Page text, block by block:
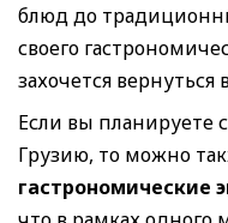
блюд до
своего
захочется вернуться
Если вы планируете
Грузию, то можно
гастрономические